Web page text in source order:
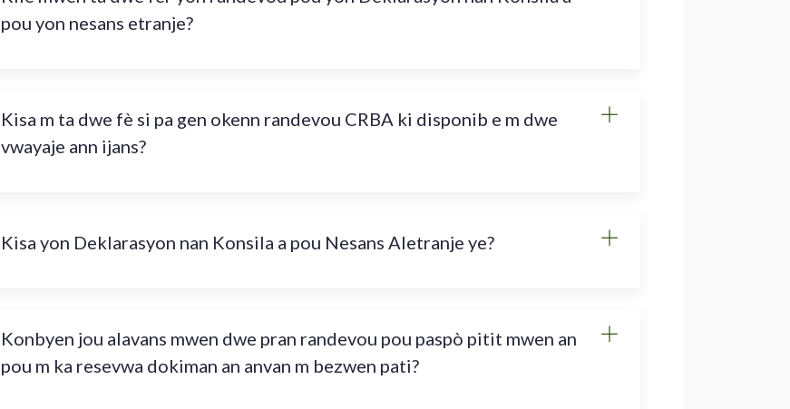
pou yon nesans etranje?
Kisa m ta dwe fè si pa gen okenn randevou CRBA ki disponib e m dwe
vwayaje ann ijans?
Kisa yon Deklarasyon nan Konsila a pou Nesans Aletranje ye?
Konbyen jou alavans mwen dwe pran randevou pou paspò pitit mwen an
pou m ka resevwa dokiman an anvan m bezwen pati?